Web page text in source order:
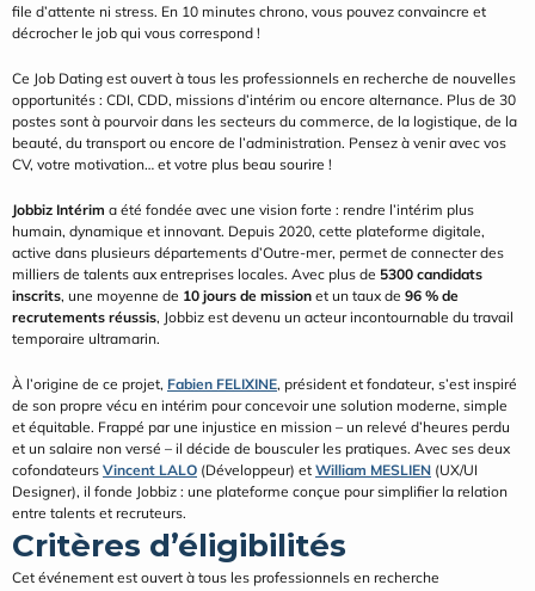
file d’attente ni stress. En 10 minutes chrono, vous pouvez convaincre et
décrocher le job qui vous correspond !
Ce Job Dating est ouvert à tous les professionnels en recherche de nouvelles
opportunités : CDI, CDD, missions d’intérim ou encore alternance. Plus de 30
postes sont à pourvoir dans les secteurs du commerce, de la logistique, de la
beauté, du transport ou encore de l’administration. Pensez à venir avec vos
CV, votre motivation… et votre plus beau sourire !
Jobbiz Intérim a été fondée avec une vision forte : rendre l’intérim plus
humain, dynamique et innovant. Depuis 2020, cette plateforme digitale,
active dans plusieurs départements d’Outre-mer, permet de connecter des
milliers de talents aux entreprises locales. Avec plus de 5300 candidats
inscrits, une moyenne de 10 jours de mission et un taux de 96 % de
recrutements réussis, Jobbiz est devenu un acteur incontournable du travail
temporaire ultramarin.
À l’origine de ce projet, Fabien FELIXINE, président et fondateur, s’est inspiré
de son propre vécu en intérim pour concevoir une solution moderne, simple
et équitable. Frappé par une injustice en mission – un relevé d’heures perdu
et un salaire non versé – il décide de bousculer les pratiques. Avec ses deux
cofondateurs Vincent LALO (Développeur) et William MESLIEN (UX/UI
Designer), il fonde Jobbiz : une plateforme conçue pour simplifier la relation
entre talents et recruteurs.
Critères d’éligibilités
Cet événement est ouvert à tous les professionnels en recherche